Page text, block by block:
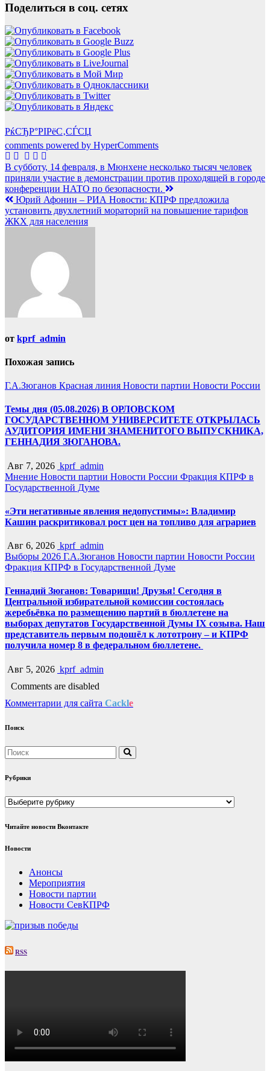
Поделиться в соц. сетях
РќСЂР°РІРёС‚СЃСЏ
comments powered by HyperComments
Навигация
по
записям
В субботу, 14 февраля, в Мюнхене несколько тысяч человек
приняли участие в демонстрации против проходящей в городе
конференции НАТО по безопасности.
Юрий Афонин – РИА Новости: КПРФ предложила
установить двухлетний мораторий на повышение тарифов
ЖКХ для населения
от kprf_admin
Похожая запись
Г.А.Зюганов Красная линия Новости партии Новости России
Темы дня (05.08.2026) В ОРЛОВСКОМ
ГОСУДАРСТВЕННОМ УНИВЕРСИТЕТЕ ОТКРЫЛАСЬ
АУДИТОРИЯ ИМЕНИ ЗНАМЕНИТОГО ВЫПУСКНИКА,
ГЕННАДИЯ ЗЮГАНОВА.
Авг 7, 2026 kprf_admin
Мнение Новости партии Новости России Фракция КПРФ в
Государственной Думе
«Эти негативные явления недопустимы»: Владимир
Кашин раскритиковал рост цен на топливо для аграриев
Авг 6, 2026 kprf_admin
Выборы 2026 Г.А.Зюганов Новости партии Новости России
Фракция КПРФ в Государственной Думе
Геннадий Зюганов: Товарищи! Друзья! Сегодня в
Центральной избирательной комиссии состоялась
жеребьёвка по размещению партий в бюллетене на
выборах депутатов Государственной Думы IX созыва. Наш
представитель первым подошёл к лототрону – и КПРФ
получила номер 8 в федеральном бюллетене.
Авг 5, 2026 kprf_admin
Comments are disabled
Комментарии для сайта Cackle
Поиск
Рубрики
Рубрики
Читайте новости Вконтакте
Новости
Анонсы
Мероприятия
Новости партии
Новости СевКПРФ
RSS